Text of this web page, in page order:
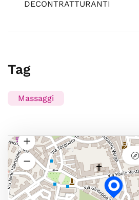
DECONTRATTURANTI
Tag
Massaggi